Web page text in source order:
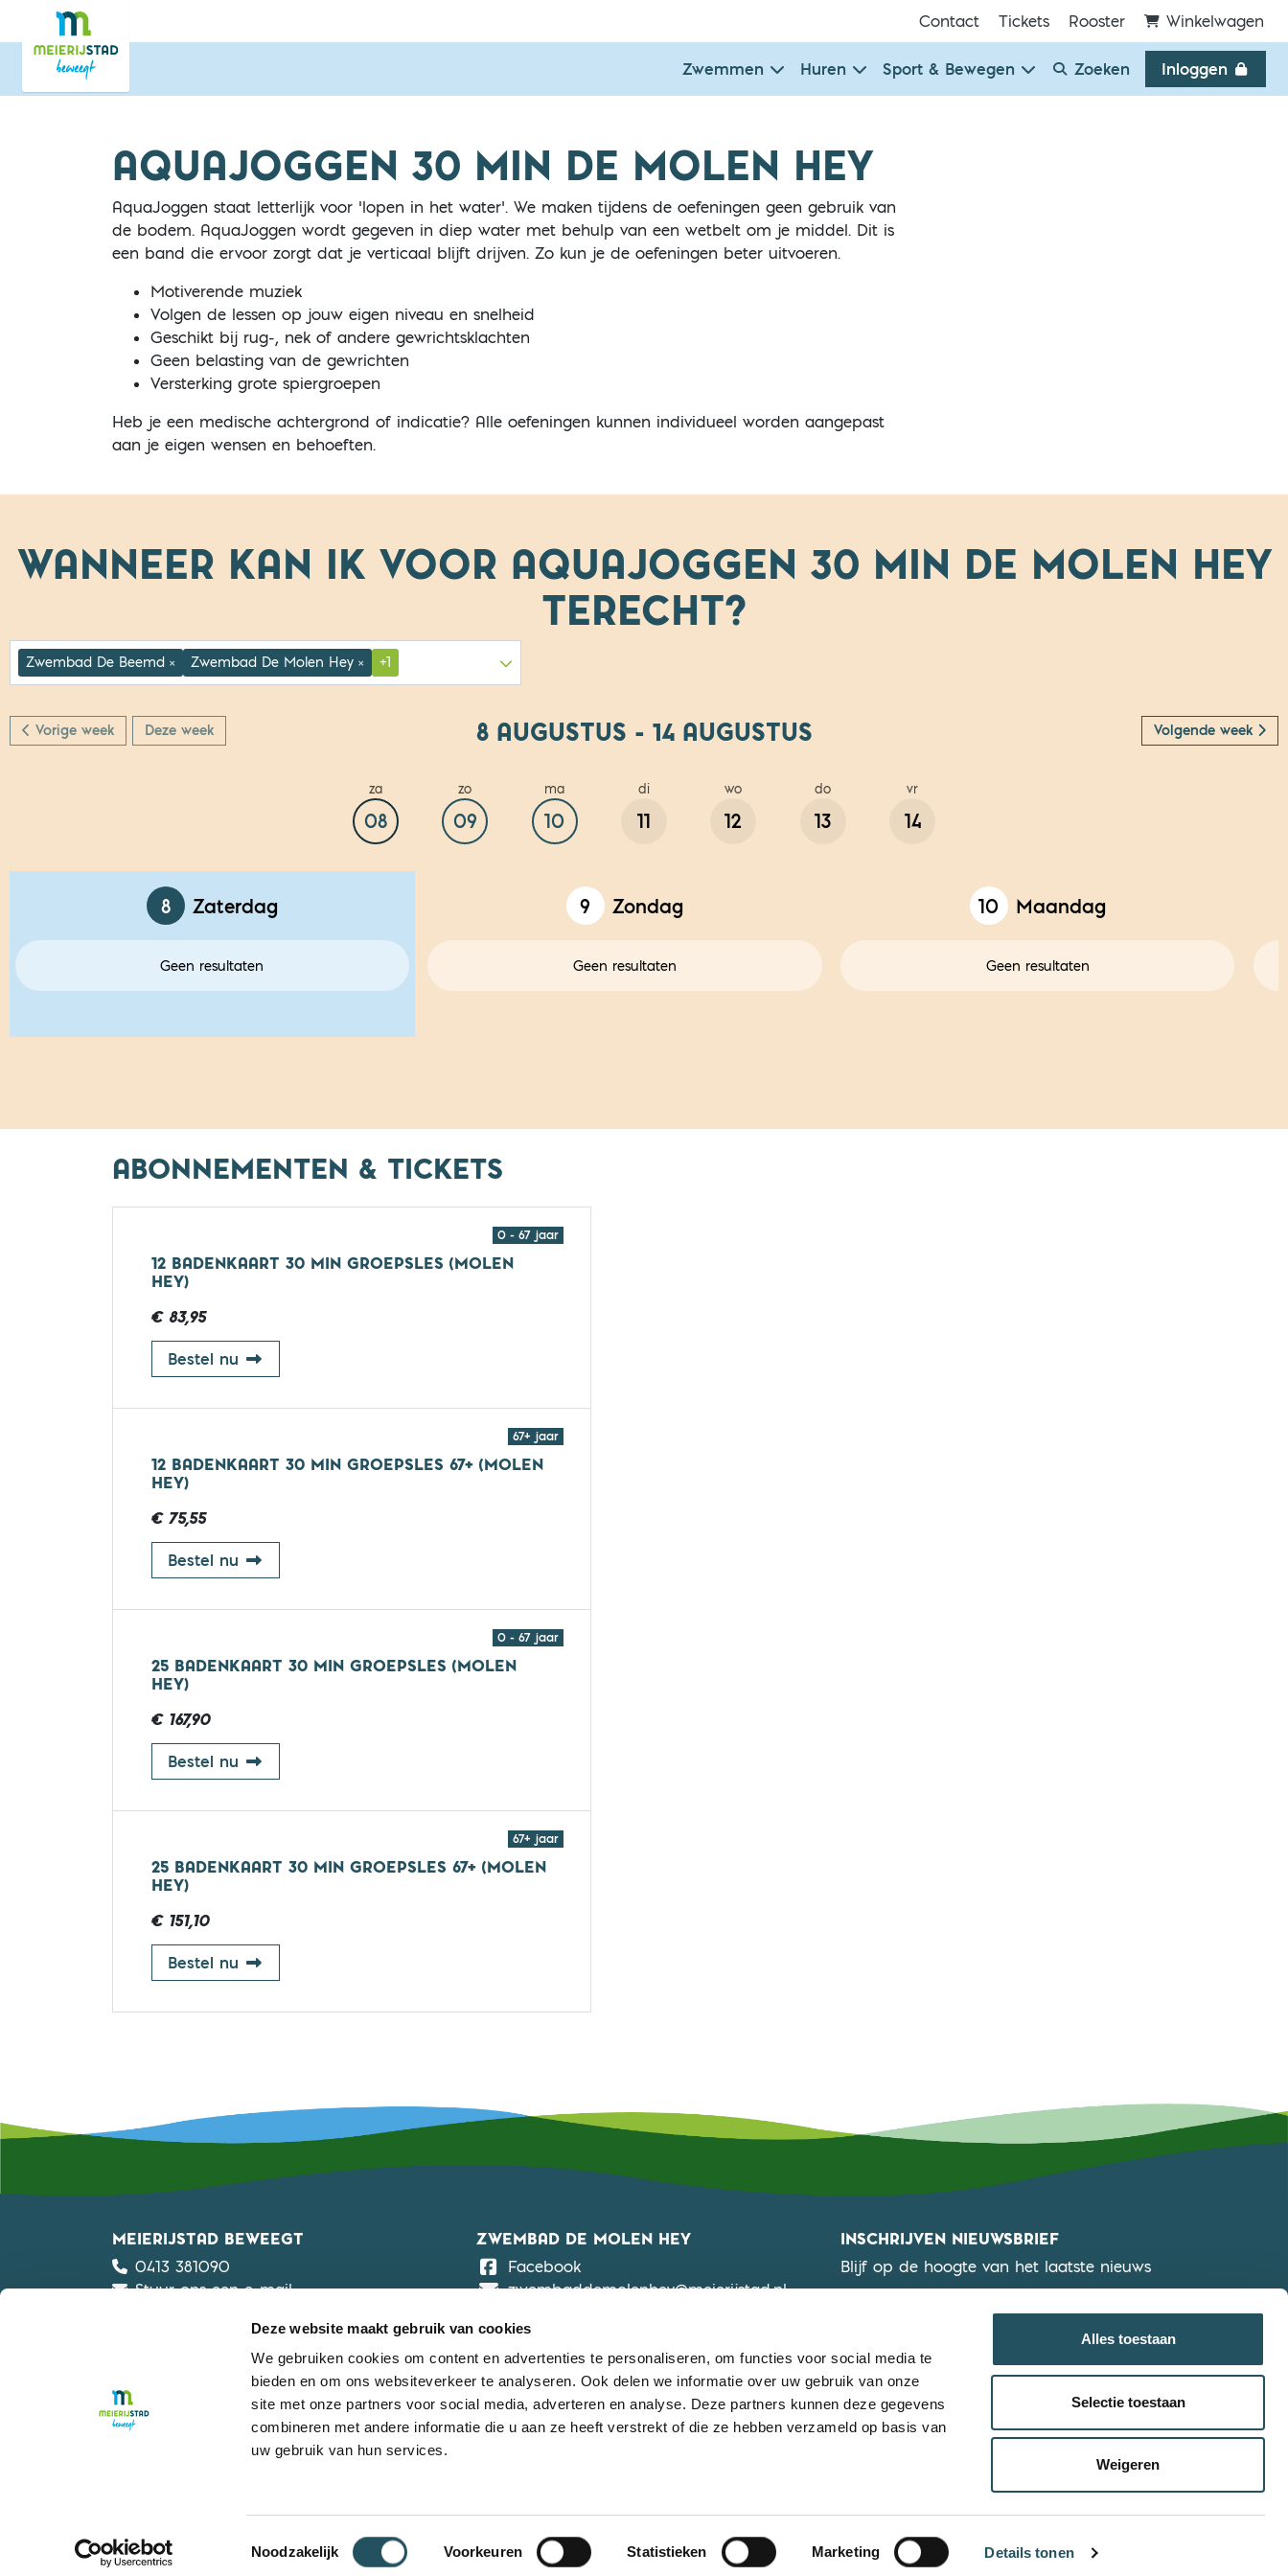
Deze website maakt gebruik van cookies
We gebruiken cookies om content en advertenties te personaliseren, om functies voor social media te
bieden en om ons websiteverkeer te analyseren. Ook delen we informatie over uw gebruik van onze
site met onze partners voor social media, adverteren en analyse. Deze partners kunnen deze gegevens
combineren met andere informatie die u aan ze heeft verstrekt of die ze hebben verzameld op basis van
uw gebruik van hun services.
Toestemmingsselectie
Noodzakelijk Voorkeuren Statistieken Marketing Details tonen
Alles toestaan
Selectie toestaan
Weigeren
Direct naar de inhoud van de pagina Contact Tickets Rooster Winkelwagen
Zwemmen Huren Sport & Bewegen Zoeken Inloggen
AQUAJOGGEN 30 MIN DE MOLEN HEY
AquaJoggen staat letterlijk voor ‘lopen in het water’. We maken tijdens de oefeningen geen gebruik van
de bodem. AquaJoggen wordt gegeven in diep water met behulp van een wetbelt om je middel. Dit is
een band die ervoor zorgt dat je verticaal blijft drijven. Zo kun je de oefeningen beter uitvoeren.
Motiverende muziek
Volgen de lessen op jouw eigen niveau en snelheid
Geschikt bij rug-, nek of andere gewrichtsklachten
Geen belasting van de gewrichten
Versterking grote spiergroepen
Heb je een medische achtergrond of indicatie? Alle oefeningen kunnen individueel worden aangepast
aan je eigen wensen en behoeften.
WANNEER KAN IK VOOR AQUAJOGGEN 30 MIN DE MOLEN HEY
TERECHT?
Zwembad De Beemd × Zwembad De Molen Hey × +1
Vorige week Deze week 8 AUGUSTUS - 14 AUGUSTUS Volgende week
za
08
zo
09
ma
10
di
11
wo
12
do
13
vr
14
8 Zaterdag
Geen resultaten
9 Zondag
Geen resultaten
10 Maandag
Geen resultaten
ABONNEMENTEN & TICKETS
0 - 67 jaar
12 BADENKAART 30 MIN GROEPSLES (MOLEN
HEY)
€ 83,95
Bestel nu 12 badenkaart 30 min groepsles (Molen Hey)
67+ jaar
12 BADENKAART 30 MIN GROEPSLES 67+ (MOLEN
HEY)
€ 75,55
Bestel nu 12 badenkaart 30 min groepsles 67+ (Molen Hey)
0 - 67 jaar
25 BADENKAART 30 MIN GROEPSLES (MOLEN
HEY)
€ 167,90
Bestel nu 25 badenkaart 30 min groepsles (Molen Hey)
67+ jaar
25 BADENKAART 30 MIN GROEPSLES 67+ (MOLEN
HEY)
€ 151,10
Bestel nu 25 badenkaart 30 min groepsles 67+ (Molen Hey)
MEIERIJSTAD BEWEEGT
0413 381090
Stuur ons een e-mail
Algemene voorwaarden
Meldpunt en gedragscode
Onderdeel van Gemeente Meierijstad
ZWEMBAD DE MOLEN HEY
FacebookDe Molen Hey
zwembaddemolenhey@meierijstad.nl
ZWEMBAD DE NEUL
FacebookDe Neul
zwembaddeneul@meierijstad.nl
ZWEMBAD DE BEEMD
INSCHRIJVEN NIEUWSBRIEF
Blijf op de hoogte van het laatste nieuws
KLIK HIER OM JE IN TE SCHRIJVEN
© 2026 Meierijstad Beweegt, Powered by Dataduiker